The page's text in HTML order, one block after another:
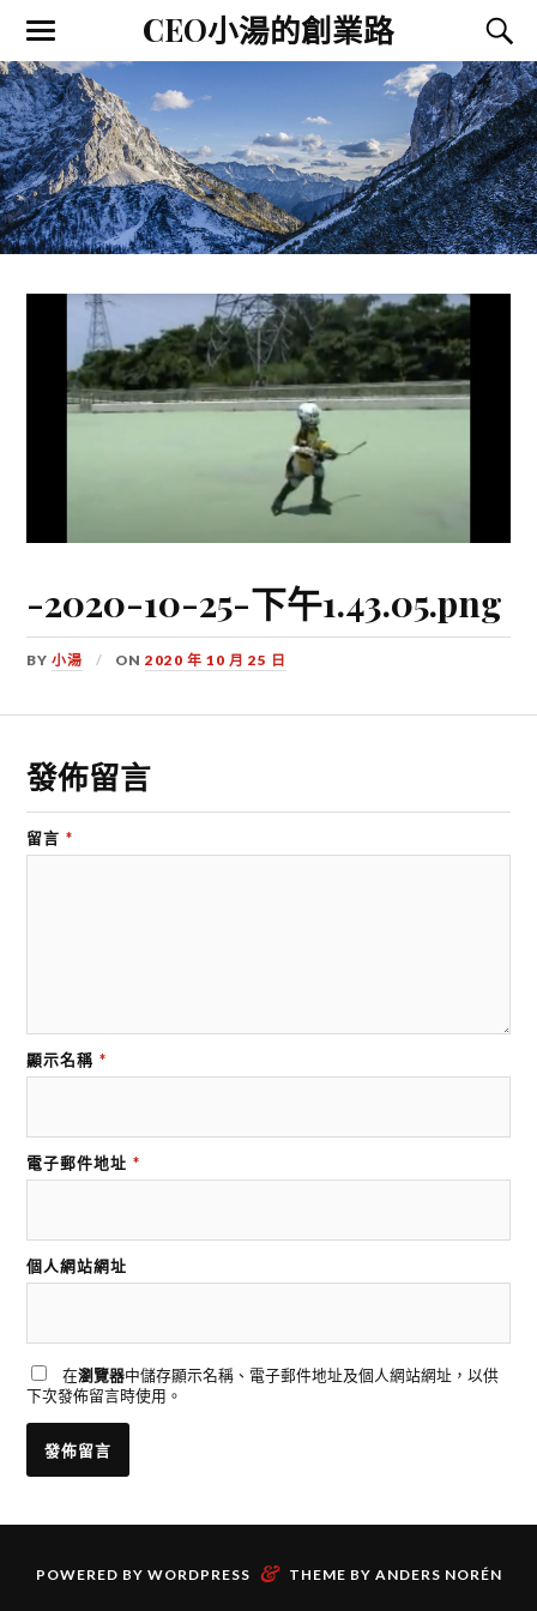
CEO小湯的創業路
-2020-10-25-下午1.43.05.png
BY小湯 ON2020 年 10 月 25 日
發佈留言
留言 *
顯示名稱 *
電子郵件地址 *
個人網站網址
在瀏覽器中儲存顯示名稱、電子郵件地址及個人網站網址，以供
下次發佈留言時使用。
POWERED BY WORDPRESS & THEME BY ANDERS NORÉN